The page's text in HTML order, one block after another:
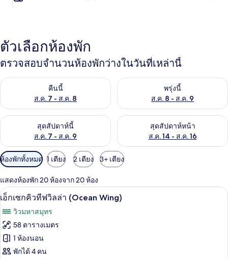
ตัวเลือกห้องพัก
ตรวจสอบจำนวนห้องพักว่างในวันที่เหล่านี้
คืนนี้
ส.ค. 7 - ส.ค. 8
ตรวจสอบจำนวนห้องพักว่างในคืนนี้ ส.ค. 7 - ส.ค. 8พรุ่งนี้
ส.ค. 8 - ส.ค. 9
ตรวจสอบจำนวนห้องพักว่างใน
สุดสัปดาห์นี้
ส.ค. 7 - ส.ค. 9
ตรวจสอบจำนวนห้องพักว่างในสุดสัปดาห์นี้ ส.ค. 7 - ส.ค. 9
สุดสัปดาห์หน้า
ส.ค. 14 - ส.ค. 16
ตรวจสอบจำนวนห้องพักว่างใน
ตัว
กรอง
ที่
มี
ให้
สำหรับ
ห้อง
พัก
ห้องพักทั้งหมด 1 เตียง 2 เตียง 3+ เตียง
แสดงห้องพัก 20 ห้องจาก 20 ห้อง
เปิด
ภาพถ่าย
ทั้งหมด
ของ
เอ็ก
เอ็กเซกคิวทีฟวิลล่า (Ocean Wing) |
6
เอ็กเซกคิวทีฟวิลล่า (Ocean Wing)
วิวมหาสมุทร
58 ตารางเมตร
1 ห้องนอน
พักได้ 4 คน